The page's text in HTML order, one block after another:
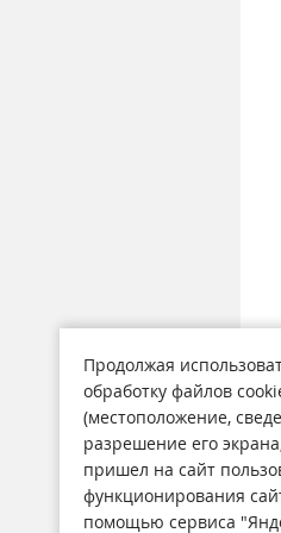
Продолжая
обработку файлов
(местоположение,
разрешение его
пришел на сайт
функционирования
помощью сервиса